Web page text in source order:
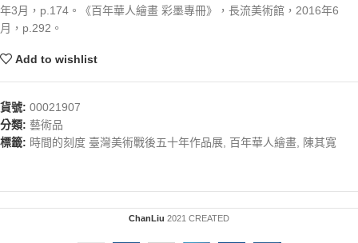
年3月，p.174。《百年華人繪畫 彩墨專冊》，長流美術館，2016年6
月，p.292。
Add to wishlist
貨號: 00021907
分類: 藝術品
標籤: 時間的刻度 臺灣美術戰後五十年作品展 百年華人繪畫 陳其寬
ChanLiu 2021 CREATED